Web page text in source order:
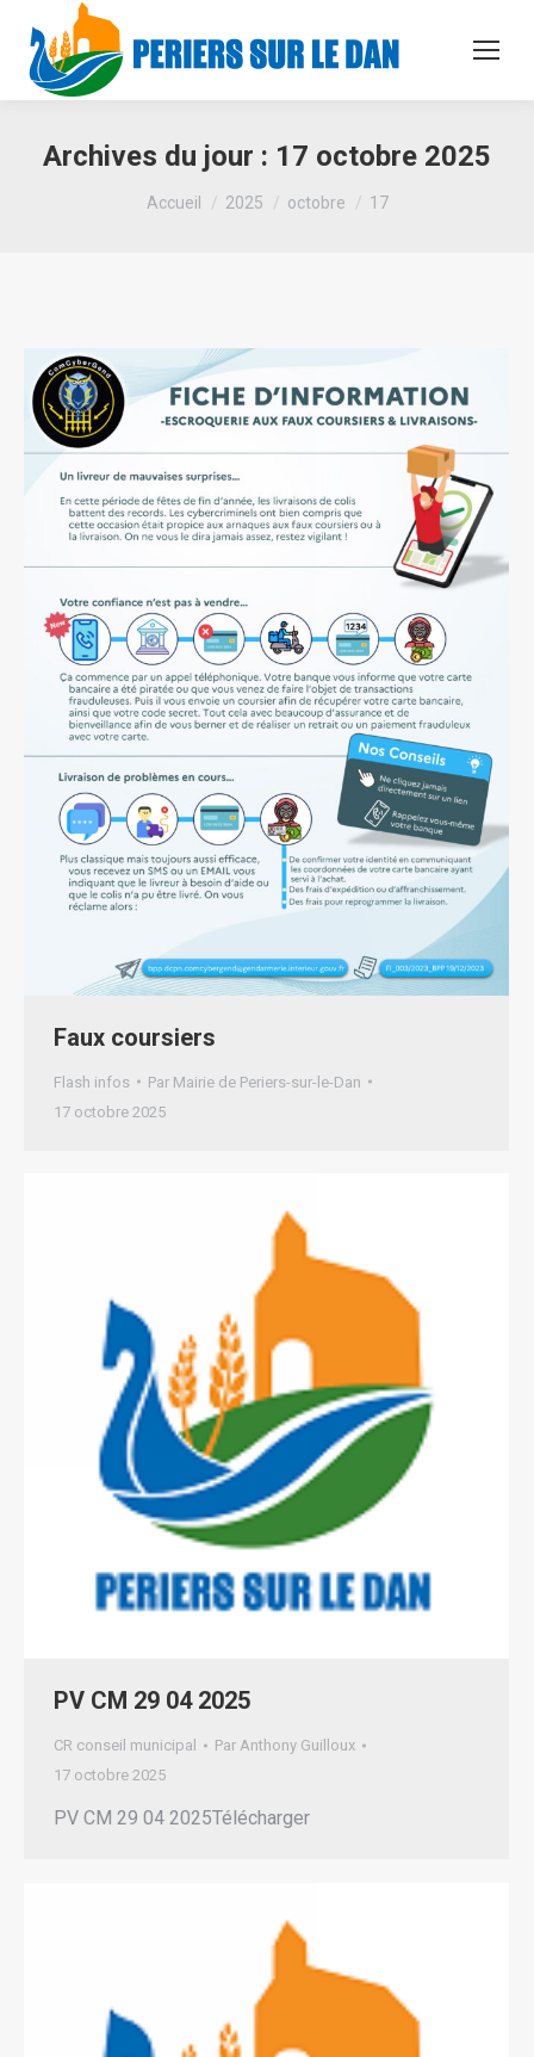
Archives du jour : 17 octobre 2025
Vous êtes ici :
Accueil 2025 octobre 17
Faux coursiers
Flash infos Par Mairie de Periers-sur-le-Dan
17 octobre 2025
PV CM 29 04 2025
CR conseil municipal Par Anthony Guilloux
17 octobre 2025
PV CM 29 04 2025Télécharger